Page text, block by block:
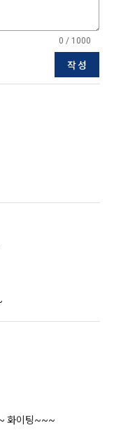
지에 대한 책임을
정보 등으로 인해
보, 자료, 사실의
않는다.
여 얻게 되는 피해에
’ 제36조(전속관
전자거래 분쟁에
하고, 주소가 없는
지 아니하거나, 외
관할법원으로 한다.
변경 등과 같이 이
소 30일 전에 공지
0 / 1000
작성
화이팅~~~